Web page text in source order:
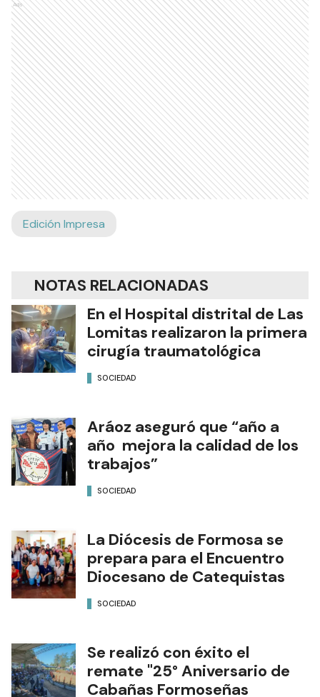
Ads
Edición Impresa
NOTAS RELACIONADAS
En el Hospital distrital de Las
Lomitas realizaron la primera
cirugía traumatológica
SOCIEDAD
Aráoz aseguró que “año a
año mejora la calidad de los
trabajos”
SOCIEDAD
La Diócesis de Formosa se
prepara para el Encuentro
Diocesano de Catequistas
SOCIEDAD
Se realizó con éxito el
remate "25° Aniversario de
Cabañas Formoseñas